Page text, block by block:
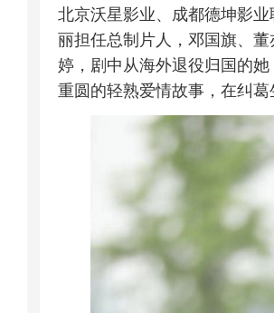
北京沃星影业、成都德坤影
丽担任总制片人，邓国旗、
婷，剧中从海外退役归国的
重圆的轻熟爱情故事，在纠葛